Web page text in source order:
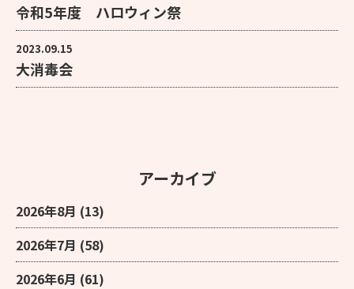
令和5年度 ハロウィン祭
2023.09.15
大消毒会
アーカイブ
2026年8月 (13)
2026年7月 (58)
2026年6月 (61)